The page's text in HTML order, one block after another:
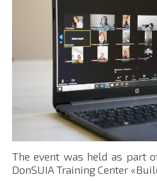
The event was held as part
DonSUIA Training Center